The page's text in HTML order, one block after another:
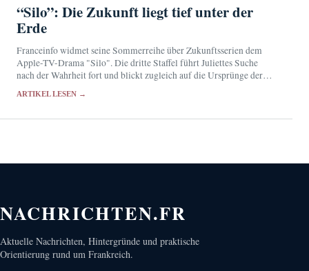
“Silo”: Die Zukunft liegt tief unter der
Erde
Franceinfo widmet seine Sommerreihe über Zukunftsserien dem
Apple-TV-Drama "Silo". Die dritte Staffel führt Juliettes Suche
nach der Wahrheit fort und blickt zugleich auf die Ursprünge der
ARTIKEL LESEN →
NACHRICHTEN.FR
Aktuelle Nachrichten, Hintergründe und praktische
Orientierung rund um Frankreich.